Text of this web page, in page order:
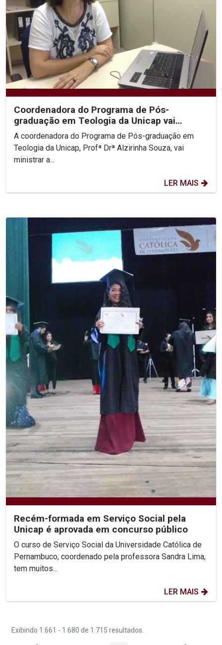
Coordenadora do Programa de Pós-
graduação em Teologia da Unicap vai
lecionar disciplina na...
A coordenadora do Programa de Pós-graduação em
Teologia da Unicap, Profª Drª Alzirinha Souza, vai
ministrar a...
LER MAIS
Recém-formada em Serviço Social pela
Unicap é aprovada em concurso público
O curso de Serviço Social da Universidade Católica de
Pernambuco, coordenado pela professora Sandra Lima,
tem muitos...
LER MAIS
Exibindo 1.661 - 1.680 de 1.715 resultados.